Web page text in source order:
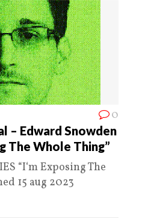
0
– Edward Snowden
The Whole Thing”
“I‘m Exposing The
15 aug 2023